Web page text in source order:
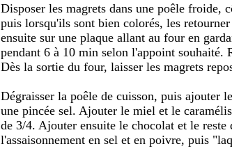
Disposer les magrets dans une poêle froide,
puis lorsqu'ils sont bien colorés, les
ensuite sur une plaque allant au four en
pendant 6 à 10 min selon l'appoint souhaité.
Dès la sortie du four, laisser les magrets
Dégraisser la poêle de cuisson, puis ajouter
une pincée sel. Ajouter le miel et le
de 3/4. Ajouter ensuite le chocolat et le
l'assaisonnement en sel et en poivre, puis